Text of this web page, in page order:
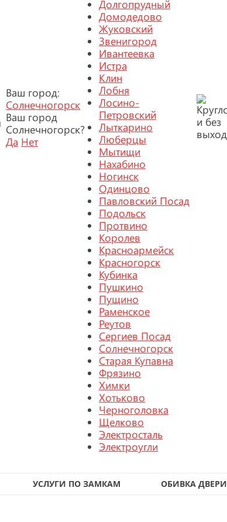
Ваш город:
Солнечногорск
Ваш город
Солнечногорск?
Да Нет
Долгопрудный
Домодедово
Жуковский
Звенигород
Ивантеевка
Истра
Клин
Лобня
Лосино-
Петровский
Лыткарино
Люберцы
Мытищи
Нахабино
Ногинск
Одинцово
Павловский Посад
Подольск
Протвино
Королев
Красноармейск
Красногорск
Кубинка
Пушкино
Пущино
Раменское
Реутов
Сергиев Посад
Солнечногорск
Старая Купавна
Фрязино
Химки
Хотьково
Черноголовка
Щелково
Электросталь
Электроугли
УСЛУГИ ПО ЗАМКАМ ОБИВКА ДВЕРИ